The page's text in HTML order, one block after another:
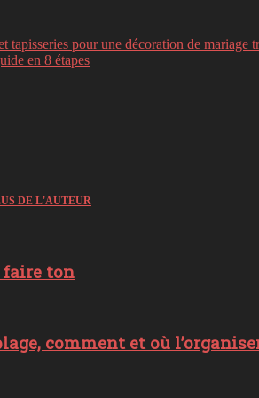
tapisseries pour une décoration de mariage
en 8 étapes
DE L'AUTEUR
ton
comment et où